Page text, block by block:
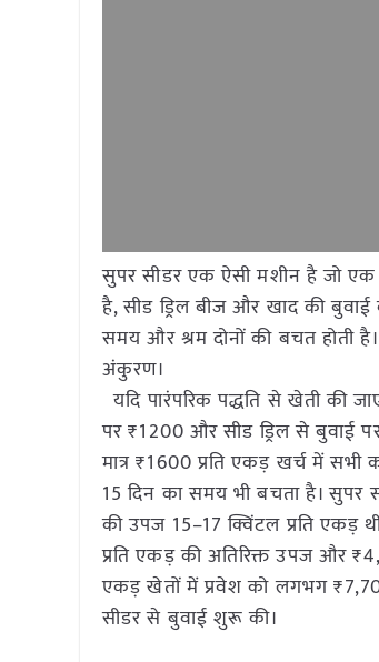
सुपर सीडर एक ऐसी मशीन है जो एक
है, सीड ड्रिल बीज और खाद की बुवाई
समय और श्रम दोनों की बचत
अंकुरण।
यदि पारंपरिक पद्धति से खेती की
पर ₹1200 और सीड ड्रिल से बुवाई
मात्र ₹1600 प्रति एकड़ खर्च में
15 दिन का समय भी बचता है।
की उपज 15–17 क्विंटल प्रति
प्रति एकड़ की अतिरिक्त उपज और
एकड़ खेतों में प्रवेश को लगभग
सीडर से बुवाई शुरू की।